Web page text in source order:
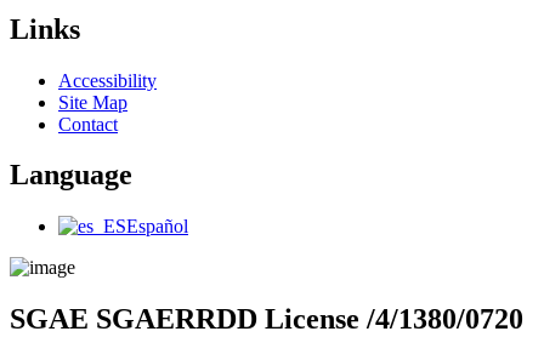
Links
Main
Menu
Accessibility
Site Map
Contact
Language
Main
Español
SGAE SGAERRDD License /4/1380/0720